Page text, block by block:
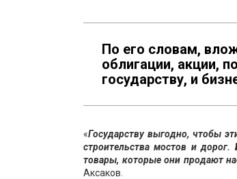
По его словам,
облигации, акции,
государству, и
«Государству выгодно, чтобы
строительства мостов и
товары, которые они продают
Аксаков.